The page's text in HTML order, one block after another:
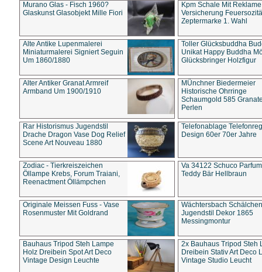
Murano Glas - Fisch 1960?
Glaskunst Glasobjekt Mille Fiori
Kpm Schale Mit Reklame
Versicherung
Zeptermarke 1. Wahl
Alte Antike Lupenmalerei
Miniaturmalerei Signiert Seguin
Um 1860/1880
Toller Glücksbuddha
Unikat Happy Buddha
Glücksbringer Holzfigur
Alter Antiker Granat Armreif
Armband Um 1900/1910
MÜnchner Biedermeier
Historische Ohrringe
Schaumgold 585
Perlen
Rar Historismus Jugendstil
Drache Dragon Vase Dog Relief
Scene Art Nouveau 1880
Telefonablage
Design 60er 70er Jahre
Zodiac - Tierkreiszeichen
Öllampe Krebs, Forum Traiani,
Reenactment Öllämpchen
Va 34122 Schuco
Teddy Bär Hellbraun
Originale Meissen Fuss - Vase
Rosenmuster Mit Goldrand
Wächtersbach Schälchen
Jugendstil Dekor 1865
Messingmontur
Bauhaus Tripod Steh Lampe
Holz Dreibein Spot Art Deco
Vintage Design Leuchte
2x Bauhaus Tripod Steh
Dreibein Stativ Art Deco
Vintage Studio Leucht